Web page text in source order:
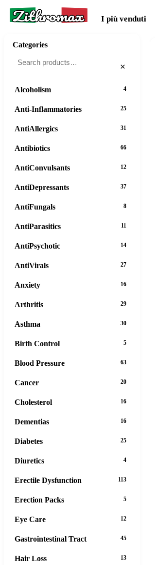
Zithromax I più venduti
Categories
×
Alcoholism 4
Anti-Inflammatories 25
AntiAllergics 31
Antibiotics 66
AntiConvulsants 12
AntiDepressants 37
AntiFungals 8
AntiParasitics 11
AntiPsychotic 14
AntiVirals 27
Anxiety 16
Arthritis 29
Asthma 30
Birth Control 5
Blood Pressure 63
Cancer 20
Cholesterol 16
Dementias 16
Diabetes 25
Diuretics 4
Erectile Dysfunction 113
Erection Packs 5
Eye Care 12
Gastrointestinal Tract 45
Hair Loss 13